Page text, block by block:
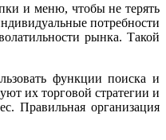
и меню, чтобы не терять
потребности
рынка. Такой
функции поиска и
их торговой стратегии и
Правильная организация